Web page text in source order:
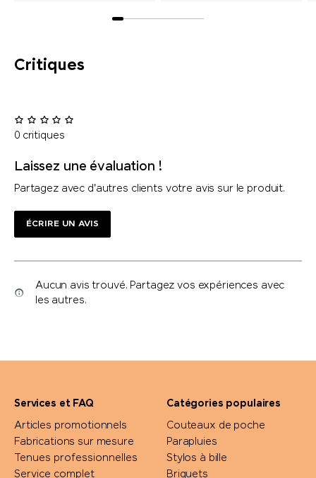
Critiques
0 critiques
Laissez une évaluation !
Partagez avec d'autres clients votre avis sur le produit.
ÉCRIRE UN AVIS
Aucun avis trouvé. Partagez vos expériences avec
les autres.
Services et FAQ
Articles promotionnels
Fabrications sur mesure
Tenues professionnelles
Service complet
Catégories populaires
Couteaux de poche
Parapluies
Stylos à bille
Briquets